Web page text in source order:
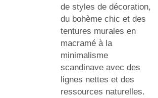
de styles de décoration,
du bohème chic et des
tentures murales en
macramé à la
minimalisme
scandinave avec des
lignes nettes et des
ressources naturelles.